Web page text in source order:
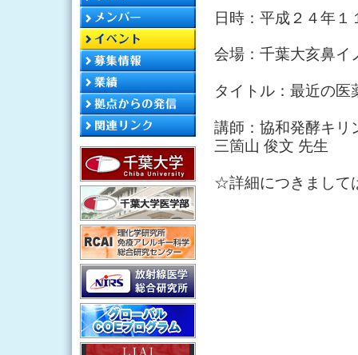
日時：平成２４年
会場：千葉大亥鼻
タイトル：最近の医
講師：協和発酵キ
三箇山 俊文 先生
☆詳細につきまして